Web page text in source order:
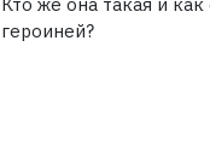
героиней?